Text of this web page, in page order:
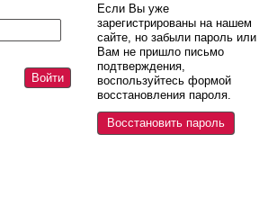
Войти
Если Вы уже
зарегистрированы на нашем
сайте, но забыли пароль или
Вам не пришло письмо
подтверждения,
воспользуйтесь формой
восстановления пароля.
Восстановить пароль